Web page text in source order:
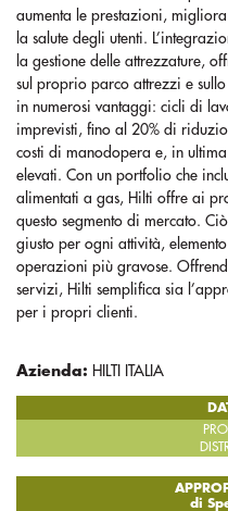
aumenta le prestazioni,
la salute degli utenti.
la gestione delle attrezzature,
sul proprio parco attrezzi e
in numerosi vantaggi: cicli di
imprevisti, fino al 20% di
costi di manodopera e, in
elevati. Con un portfolio che
alimentati a gas, Hilti offre ai
questo segmento di mercato.
giusto per ogni attività,
operazioni più gravose.
servizi, Hilti semplifica sia
per i propri clienti.
Azienda: HILTI ITALIA
di